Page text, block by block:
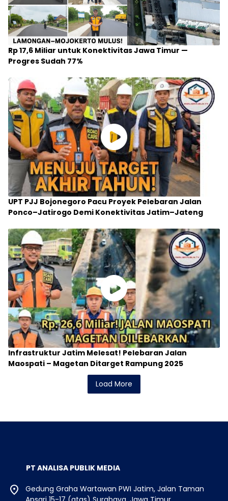
Rp 17,6 Miliar untuk Konektivitas Jawa Timur —
Progres Sudah 77%
UPT PJJ Bojonegoro Pacu Proyek Pelebaran Jalan
Ponco–Jatirogo Demi Konektivitas Jatim–Jateng
Infrastruktur Jatim Melesat! Pelebaran Jalan
Maospati – Magetan Ditarget Rampung 2025
Load More
PT ANALISA PUBLIK MEDIA
Gedung Graha Wartawan PWI Jatim, Jalan Taman